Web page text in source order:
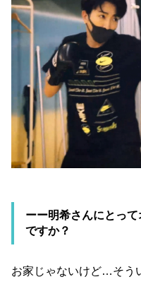
ーー明希さんにとっ
ですか？
お家じゃないけど…そう